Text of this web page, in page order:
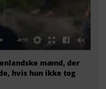
mænd, der
hvis hun ikke tog